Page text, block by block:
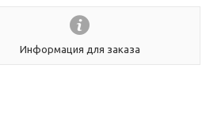
Информация для заказа